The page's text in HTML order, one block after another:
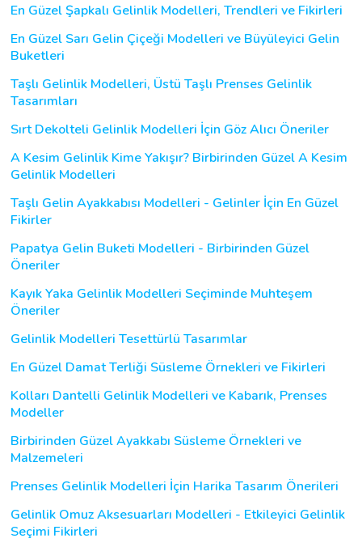
En Güzel Şapkalı Gelinlik Modelleri, Trendleri ve Fikirleri
En Güzel Sarı Gelin Çiçeği Modelleri ve Büyüleyici Gelin
Buketleri
Taşlı Gelinlik Modelleri, Üstü Taşlı Prenses Gelinlik
Tasarımları
Sırt Dekolteli Gelinlik Modelleri İçin Göz Alıcı Öneriler
A Kesim Gelinlik Kime Yakışır? Birbirinden Güzel A Kesim
Gelinlik Modelleri
Taşlı Gelin Ayakkabısı Modelleri - Gelinler İçin En Güzel
Fikirler
Papatya Gelin Buketi Modelleri - Birbirinden Güzel
Öneriler
Kayık Yaka Gelinlik Modelleri Seçiminde Muhteşem
Öneriler
Gelinlik Modelleri Tesettürlü Tasarımlar
En Güzel Damat Terliği Süsleme Örnekleri ve Fikirleri
Kolları Dantelli Gelinlik Modelleri ve Kabarık, Prenses
Modeller
Birbirinden Güzel Ayakkabı Süsleme Örnekleri ve
Malzemeleri
Prenses Gelinlik Modelleri İçin Harika Tasarım Önerileri
Gelinlik Omuz Aksesuarları Modelleri - Etkileyici Gelinlik
Seçimi Fikirleri